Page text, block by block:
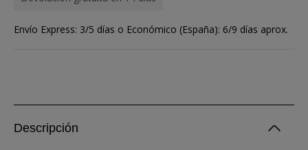
Envío Express: 3/5 días o Económico (España): 6/9 días aprox.
Descripción